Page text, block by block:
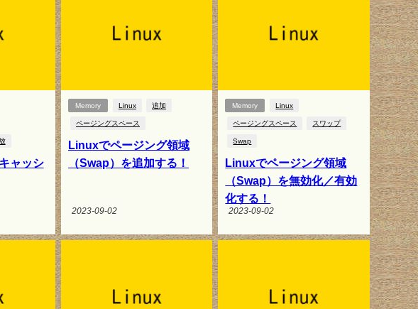
ャッシ
Memory Linux 追加
ページングスペース
Linuxでページング領域
（Swap）を追加する！
2023-09-02
Memory Linux
ページングスペース スワップ
Swap
Linuxでページング領域
（Swap）を無効化／有効
化する！
2023-09-02